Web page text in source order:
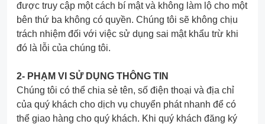
được truy cập một cách bí mật và không làm lộ cho một
bên thứ ba không có quyền. Chúng tôi sẽ không chịu
trách nhiệm đối với việc sử dụng sai mật khẩu trừ khi
đó là lỗi của chúng tôi.
2- PHẠM VI SỬ DỤNG THÔNG TIN
Chúng tôi có thể chia sẻ tên, số điện thoại và địa chỉ
của quý khách cho dịch vụ chuyển phát nhanh để có
thể giao hàng cho quý khách. Khi quý khách đăng ký